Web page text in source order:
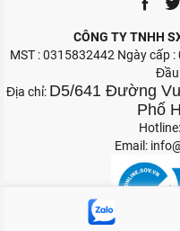
CÔNG TY TNHH
MST : 0315832442 Ngày cấp
Đầu
Địa chỉ: D5/641 Đường
Phố
Email: